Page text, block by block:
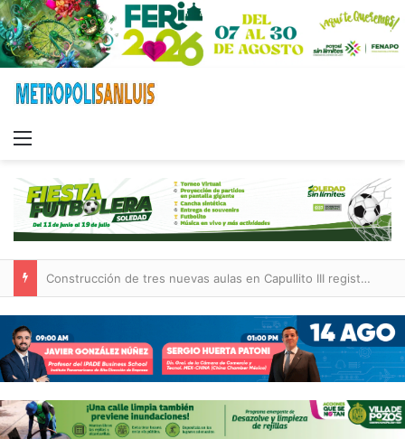
Construcción de tres nuevas aulas en Capullito III registra avances en Soledad